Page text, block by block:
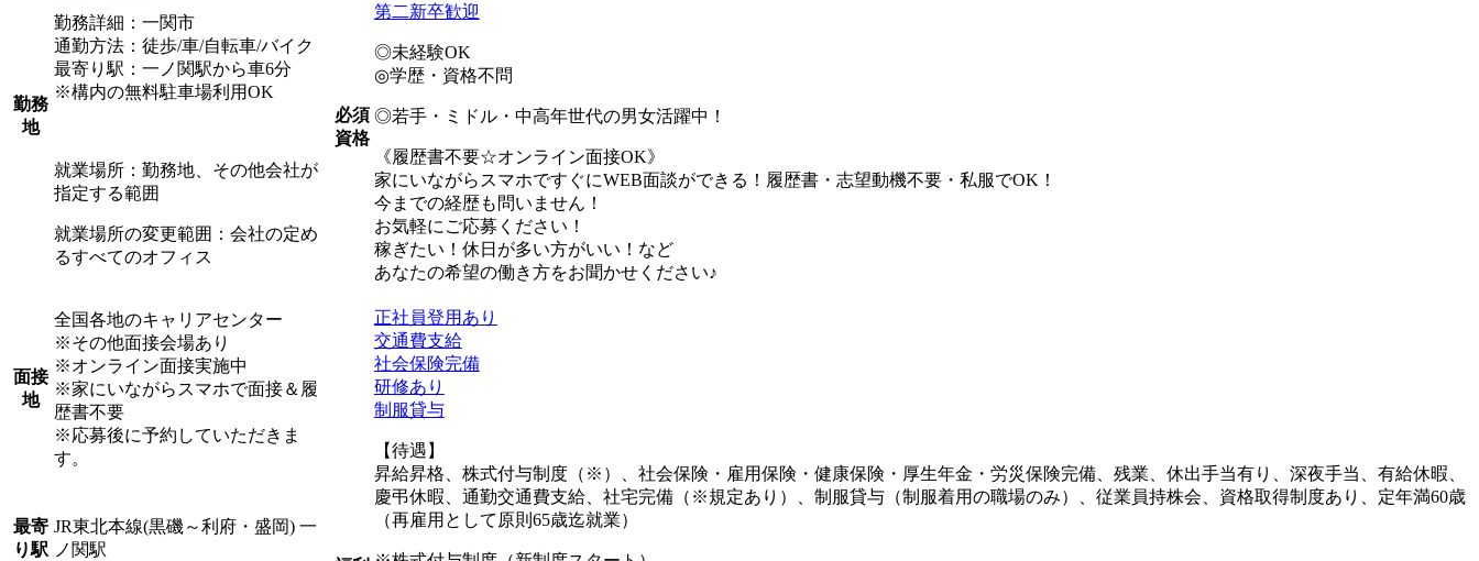
勤務
地
勤務詳細：一関市
通勤方法：徒歩/車/自転車/バイク
最寄り駅：一ノ関駅から車6分
※構内の無料駐車場利用OK
就業場所：勤務地、その他会社が
指定する範囲
就業場所の変更範囲：会社の定め
るすべてのオフィス
面接
地
全国各地のキャリアセンター
※その他面接会場あり
※オンライン面接実施中
※家にいながらスマホで面接＆履
歴書不要
※応募後に予約していただきま
す。
最寄
り駅
JR東北本線(黒磯～利府・盛岡) 一
ノ関駅
必須
資格
第二新卒歓迎
◎未経験OK
◎学歴・資格不問
◎若手・ミドル・中高年世代の男女活躍中！
《履歴書不要☆オンライン面接OK》
家にいながらスマホですぐにWEB面談ができる！履歴書・志望動機不要・私服でOK！
今までの経歴も問いません！
お気軽にご応募ください！
稼ぎたい！休日が多い方がいい！など
あなたの希望の働き方をお聞かせください♪
正社員登用あり
交通費支給
社会保険完備
研修あり
制服貸与
【待遇】
昇給昇格、株式付与制度（※）、社会保険・雇用保険・健康保険・厚生年金・労災保険完備、残業、休出手当有り、深夜手当、有給休暇、
慶弔休暇、通勤交通費支給、社宅完備（※規定あり）、制服貸与（制服着用の職場のみ）、従業員持株会、資格取得制度あり、定年満60歳
（再雇用として原則65歳迄就業）